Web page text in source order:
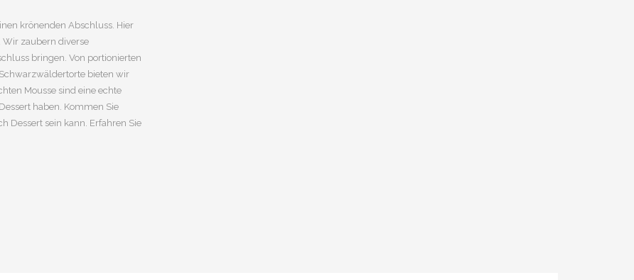
krönenden Abschluss. Hier
Wir zaubern diverse
bringen. Von portionierten
bieten wir
Mousse sind eine echte
haben. Kommen Sie
Dessert sein kann. Erfahren Sie